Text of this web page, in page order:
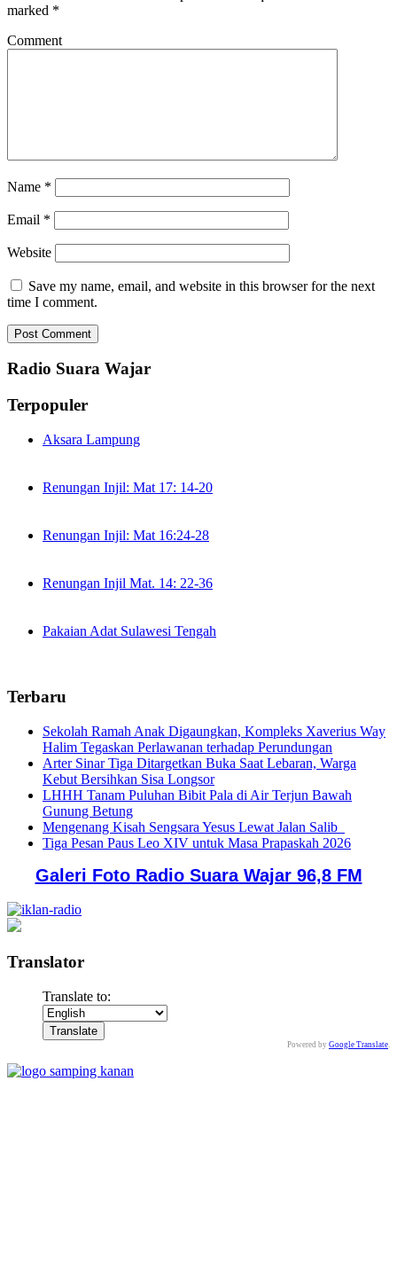
marked *
Comment
Name *
Email *
Website
Save my name, email, and website in this browser for the next
time I comment.
Radio Suara Wajar
Terpopuler
Aksara Lampung
Renungan Injil: Mat 17: 14-20
Renungan Injil: Mat 16:24-28
Renungan Injil Mat. 14: 22-36
Pakaian Adat Sulawesi Tengah
Terbaru
Sekolah Ramah Anak Digaungkan, Kompleks Xaverius Way
Halim Tegaskan Perlawanan terhadap Perundungan
Arter Sinar Tiga Ditargetkan Buka Saat Lebaran, Warga
Kebut Bersihkan Sisa Longsor
LHHH Tanam Puluhan Bibit Pala di Air Terjun Bawah
Gunung Betung
Mengenang Kisah Sengsara Yesus Lewat Jalan Salib
Tiga Pesan Paus Leo XIV untuk Masa Prapaskah 2026
Galeri Foto Radio Suara Wajar 96,8 FM
Translator
Translate to:
Powered by Google Translate